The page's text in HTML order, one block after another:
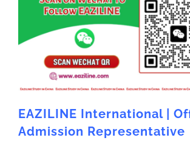
EAZILINE International |
Admission Representative